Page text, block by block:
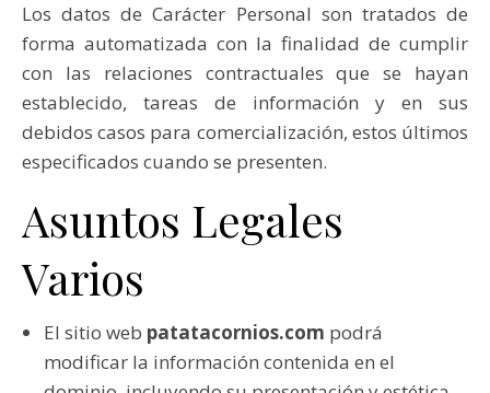
Los datos de Carácter Personal son tratados de
forma automatizada con la finalidad de cumplir
con las relaciones contractuales que se hayan
establecido, tareas de información y en sus
debidos casos para comercialización, estos últimos
especificados cuando se presenten.
Asuntos Legales
Varios
El sitio web patatacornios.com podrá
modificar la información contenida en el